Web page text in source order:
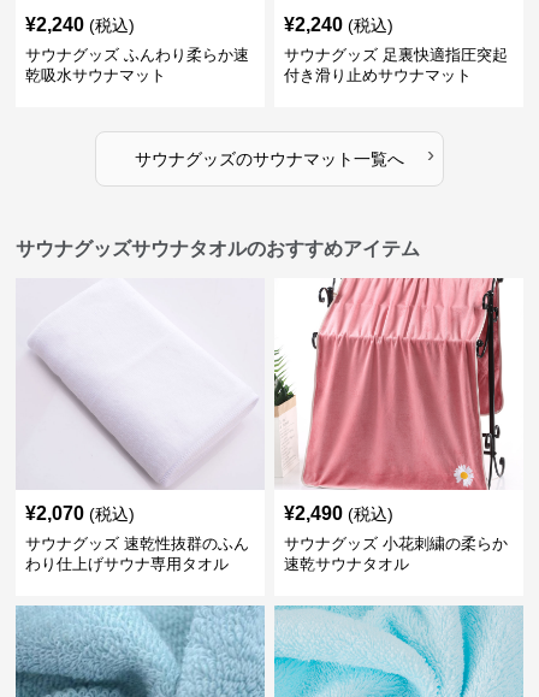
¥2,240 (税込)
サウナグッズ ふんわり柔らか速
乾吸水サウナマット
¥2,240 (税込)
サウナグッズ 足裏快適指圧突起
付き滑り止めサウナマット
サウナグッズのサウナマット一覧へ ›
サウナグッズサウナタオルのおすすめアイテム
¥2,070 (税込)
サウナグッズ 速乾性抜群のふん
わり仕上げサウナ専用タオル
¥2,490 (税込)
サウナグッズ 小花刺繍の柔らか
速乾サウナタオル